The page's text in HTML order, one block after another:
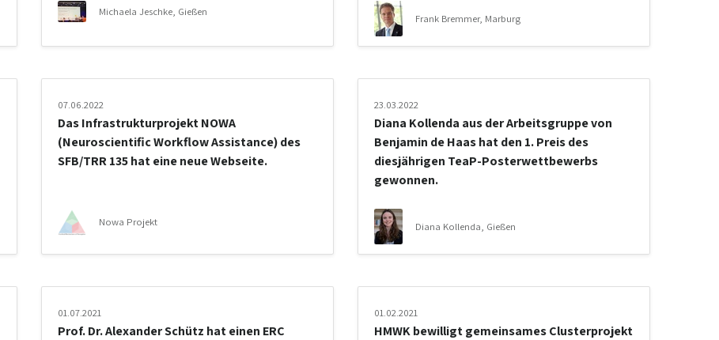
Michaela Jeschke, Gießen
Frank Bremmer, Marburg
07.06.2022
Das Infrastrukturprojekt NOWA
(Neuroscientific Workflow Assistance) des
SFB/TRR 135 hat eine neue Webseite.
Nowa Projekt
23.03.2022
Diana Kollenda aus der Arbeitsgruppe von
Benjamin de Haas hat den 1. Preis des
diesjährigen TeaP-Posterwettbewerbs
gewonnen.
Diana Kollenda, Gießen
01.07.2021
Prof. Dr. Alexander Schütz hat einen ERC
01.02.2021
HMWK bewilligt gemeinsames Clusterprojekt